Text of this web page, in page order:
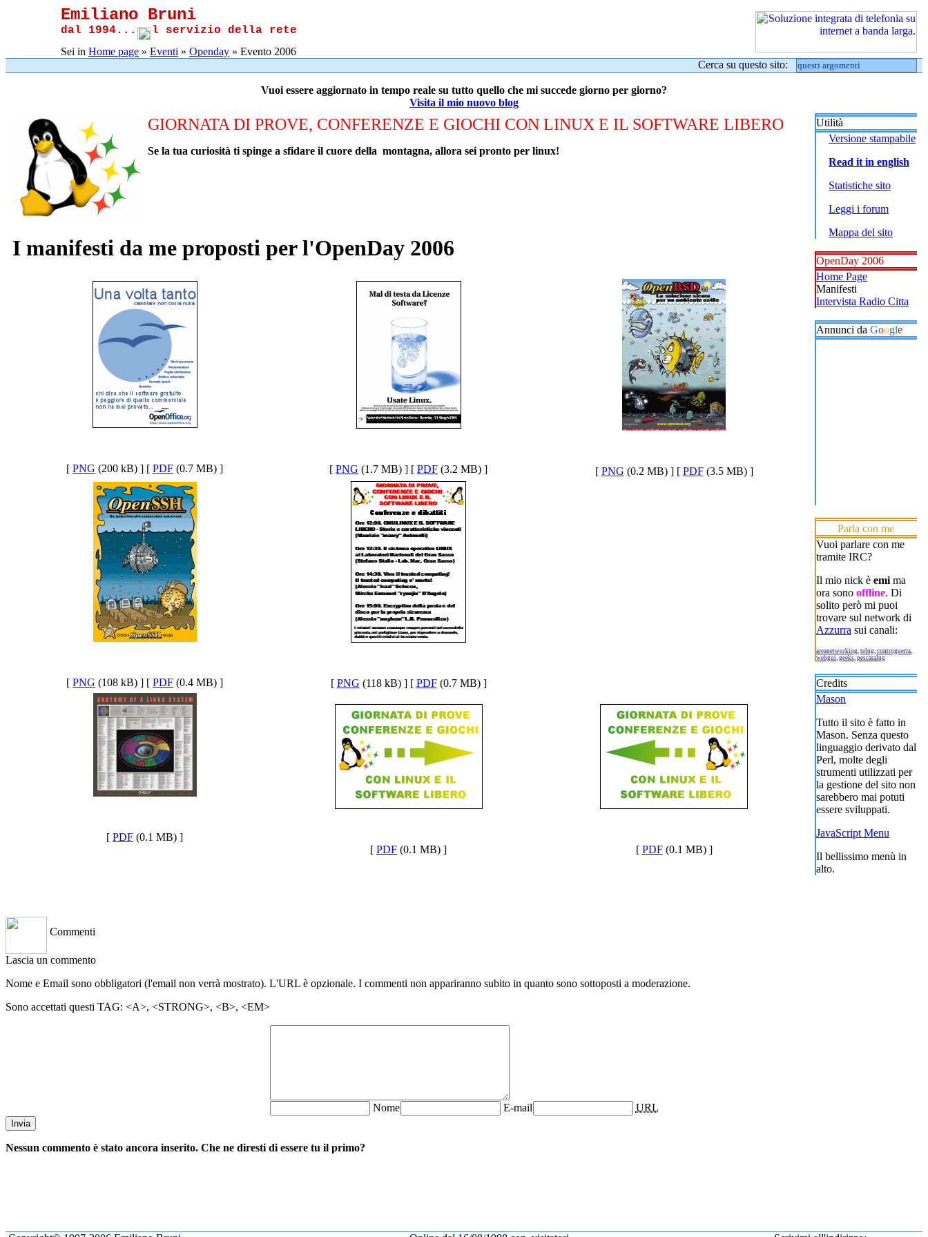
Emiliano Bruni
dal 1994... l servizio della rete
Sei in Home page » Eventi » Openday » Evento 2006
Cerca su questo sito:
Vuoi essere aggiornato in tempo reale su tutto quello che mi succede giorno per giorno?
Visita il mio nuovo blog
GIORNATA DI PROVE, CONFERENZE E GIOCHI CON LINUX E IL SOFTWARE LIBERO
Se la tua curiosità ti spinge a sfidare il cuore della montagna, allora sei pronto per linux!
I manifesti da me proposti per l'OpenDay 2006
[ PNG (200 kB) ] [ PDF (0.7 MB) ] [ PNG (1.7 MB) ] [ PDF (3.2 MB) ] [ PNG (0.2 MB) ] [ PDF(3.5 MB) ]
[ PNG (108 kB) ] [ PDF (0.4 MB) ] [ PNG (118 kB) ] [ PDF(0.7 MB) ]
[ PDF (0.1 MB) ]
[ PDF (0.1 MB) ] [ PDF(0.1 MB) ]
Utilità
Versione stampabile
Read it in english
Statistiche sito
Leggi i forum
Mappa del sito
OpenDay 2006
Home Page
Manifesti
Intervista Radio Citta
Annunci da Google
Parla con me
Vuoi parlare con me
tramite IRC?
Il mio nick è emi ma
ora sono offline. Di
solito però mi puoi
trovare sul network di
Azzurra sui canali:
areanetworking, telug, controguerra,
webgui, geeks, pescaralug
Credits
Mason
Tutto il sito è fatto in
Mason. Senza questo
linguaggio derivato dal
Perl, molte degli
strumenti utilizzati per
la gestione del sito non
sarebbero mai potuti
essere sviluppati.
JavaScript Menu
Il bellissimo menù in
alto.
Commenti
Lascia un commento
Nome e Email sono obbligatori (l'email non verrà mostrato). L'URL è opzionale. I commenti non appariranno subito in quanto sono sottoposti a moderazione.
Sono accettati questi TAG: <A>, <STRONG>, <B>, <EM>
Nome E-mail URL
Invia
Nessun commento è stato ancora inserito. Che ne diresti di essere tu il primo?